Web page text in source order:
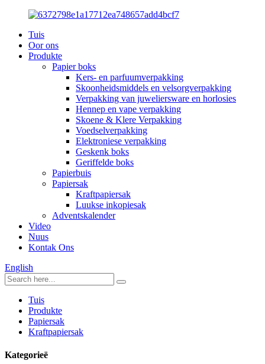
Tuis
Oor ons
Produkte
Papier boks
Kers- en parfuumverpakking
Skoonheidsmiddels en velsorgverpakking
Verpakking van juweliersware en horlosies
Hennep en vape verpakking
Skoene & Klere Verpakking
Voedselverpakking
Elektroniese verpakking
Geskenk boks
Geriffelde boks
Papierbuis
Papiersak
Kraftpapiersak
Luukse inkopiesak
Adventskalender
Video
Nuus
Kontak Ons
English
Tuis
Produkte
Papiersak
Kraftpapiersak
Kategorieë